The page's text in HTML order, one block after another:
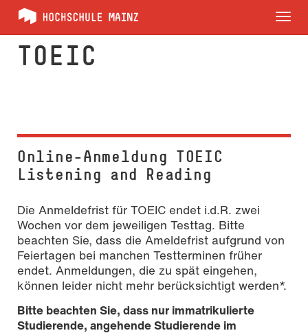
TOEIC
Online-Anmeldung TOEIC
Listening and Reading
Die Anmeldefrist für TOEIC endet i.d.R. zwei
Wochen vor dem jeweiligen Testtag. Bitte
beachten Sie, dass die Ameldefrist aufgrund von
Feiertagen bei manchen Testterminen früher
endet. Anmeldungen, die zu spät eingehen,
können leider nicht mehr berücksichtigt werden*.
Bitte beachten Sie, dass nur immatrikulierte
Studierende, angehende Studierende im